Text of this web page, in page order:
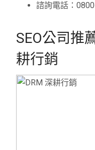
諮詢電話：
SEO公司推
耕行銷